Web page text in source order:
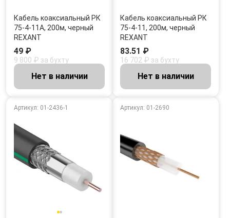
Кабель коаксиальный РК
75-4-11А, 200м, черный
REXANT
49 ₽
9 800 ₽ за бухту
Нет в наличии
Кабель коаксиальный РК
75-4-11, 200м, черный
REXANT
83.51 ₽
16 702 ₽ за бухту
Нет в наличии
Артикул: 01-2436-1 Артикул: 01-2690